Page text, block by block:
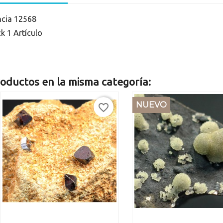
12568
1 Artículo
en la misma categoría:
favorite_border NUEVO